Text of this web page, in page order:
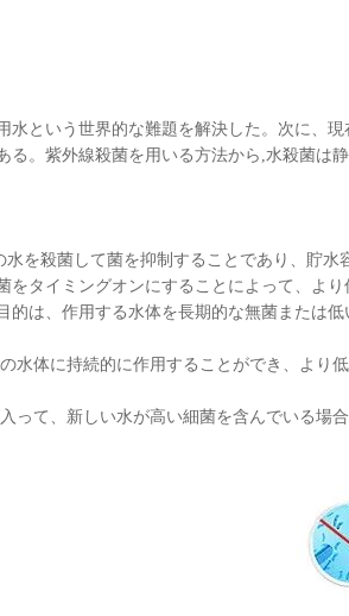
という世界的な難題を解決した。次に、
。紫外線殺菌を用いる方法から,水殺菌は
を殺菌して菌を抑制することであり、貯
をタイミングオンにすることによって、よ
は、作用する水体を長期的な無菌または
水体に持続的に作用することができ、より
って、新しい水が高い細菌を含んでいる場